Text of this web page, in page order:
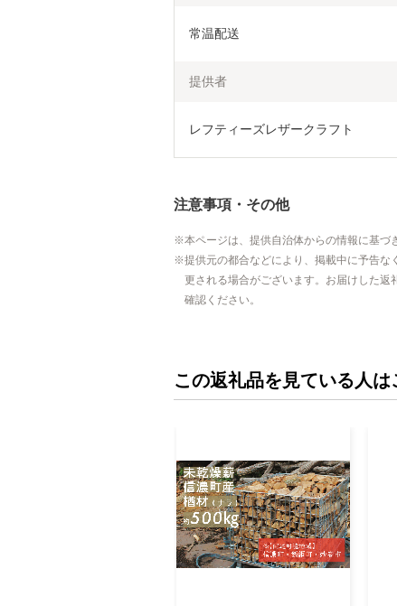
常温配送
提供者
レフティーズレザークラフト
注意事項・その他
本ページは、提供自治体からの情報に基づ
提供元の都合などにより、掲載中に予告
更される場合がございます。お届けした
確認ください。
この返礼品を見ている人は